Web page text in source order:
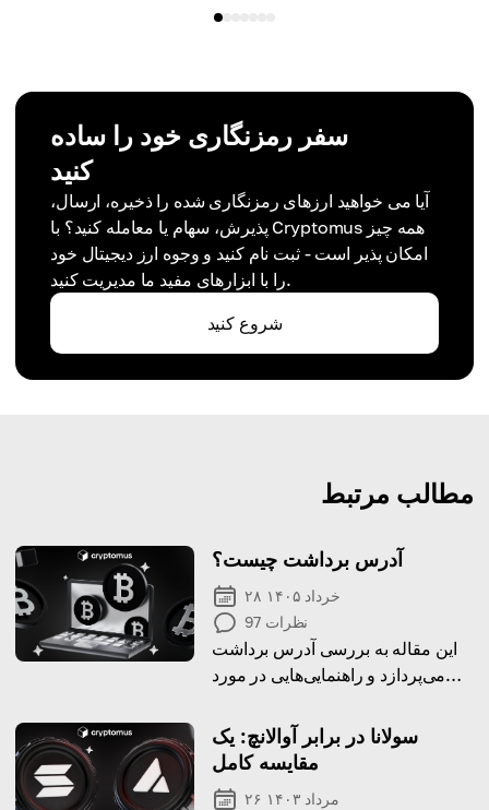
سفر رمزنگاری خود را ساده
کنید
آیا می خواهید ارزهای رمزنگاری شده را ذخیره، ارسال،
پذیرش، سهام یا معامله کنید؟ با Cryptomus همه چیز
امکان پذیر است - ثبت نام کنید و وجوه ارز دیجیتال خود
را با ابزارهای مفید ما مدیریت کنید.
شروع کنید
مطالب مرتبط
آدرس برداشت چیست؟
۲۸ خرداد ۱۴۰۵
97 نظرات
این مقاله به بررسی آدرس برداشت
می‌پردازد و راهنمایی‌هایی در مورد
ارائه می‌دهد.
سولانا در برابر آوالانچ: یک
مقایسه کامل
۲۶ مرداد ۱۴۰۳